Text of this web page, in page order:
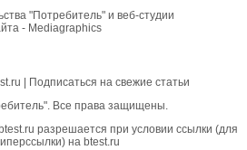
"Потребитель" и веб-студии
- Mediagraphics
Подписаться на свежие статьи
Все права защищены.
разрешается при условии ссылки (для
на btest.ru